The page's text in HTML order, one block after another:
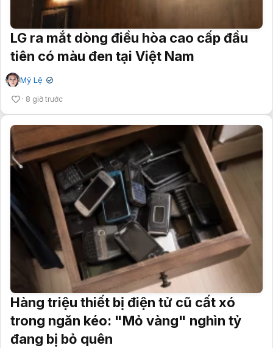
LG ra mắt dòng điều hòa cao cấp đầu
tiên có màu đen tại Việt Nam
Mỹ Lệ ✔
8 giờ trước
Hàng triệu thiết bị điện tử cũ cất xó
trong ngăn kéo: "Mỏ vàng" nghìn tỷ
đang bị bỏ quên